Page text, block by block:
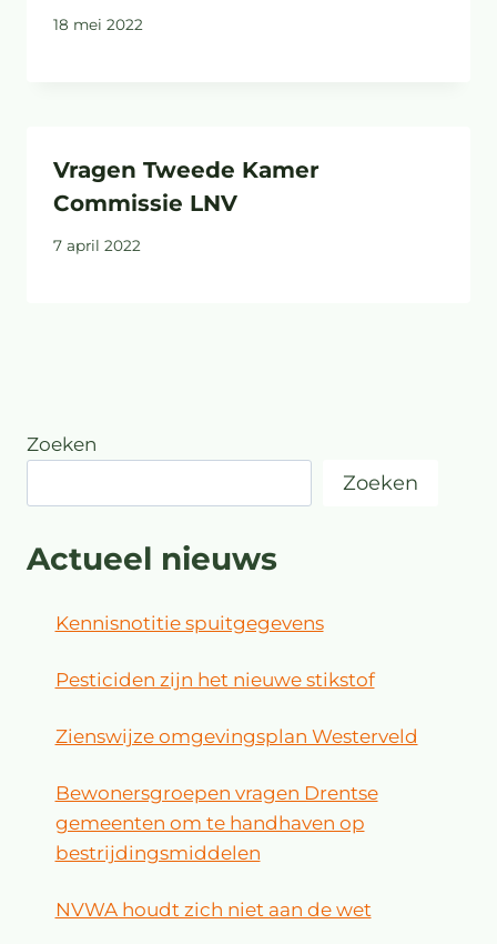
18 mei 2022
Vragen Tweede Kamer
Commissie LNV
7 april 2022
Zoeken
Zoeken
Actueel nieuws
Kennisnotitie spuitgegevens
Pesticiden zijn het nieuwe stikstof
Zienswijze omgevingsplan Westerveld
Bewonersgroepen vragen Drentse
gemeenten om te handhaven op
bestrijdingsmiddelen
NVWA houdt zich niet aan de wet